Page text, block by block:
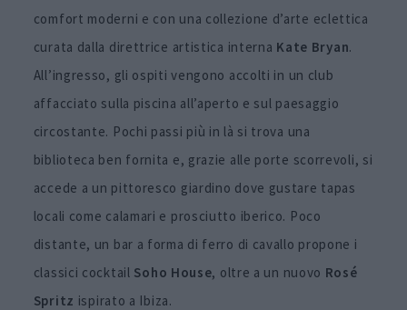
comfort moderni e con una collezione d’arte eclettica
curata dalla direttrice artistica interna Kate Bryan.
All’ingresso, gli ospiti vengono accolti in un club
affacciato sulla piscina all’aperto e sul paesaggio
circostante. Pochi passi più in là si trova una
biblioteca ben fornita e, grazie alle porte scorrevoli, si
accede a un pittoresco giardino dove gustare tapas
locali come calamari e prosciutto iberico. Poco
distante, un bar a forma di ferro di cavallo propone i
classici cocktail Soho House, oltre a un nuovo Rosé
Spritz ispirato a Ibiza.